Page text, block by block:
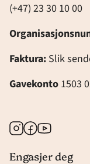
(+47) 23 30 10 00
Faktura: Slik
Gavekonto 1503
Instagram
Facebook
Youtube
Engasjer deg